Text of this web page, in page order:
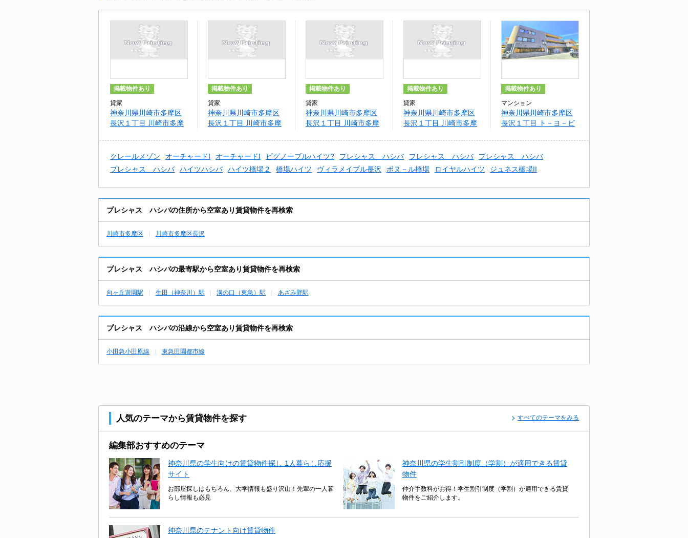
掲載物件あり
貸家
神奈川県川崎市多摩区
長沢１丁目 川崎市多摩
掲載物件あり
貸家
神奈川県川崎市多摩区
長沢１丁目 川崎市多摩
掲載物件あり
貸家
神奈川県川崎市多摩区
長沢１丁目 川崎市多摩
掲載物件あり
貸家
神奈川県川崎市多摩区
長沢１丁目 川崎市多摩
掲載物件あり
マンション
神奈川県川崎市多摩区
長沢１丁目 ト－ヨ－ビ
クレールメゾン オーチャードI オーチャードI ビグノーブルハイツ? プレシャス ハシバ プレシャス ハシバ
プレシャス ハシバ
プレシャス ハシバ
ハイツハシバ ハイツ橋場２ 橋場ハイツ ヴィラメイプル長沢 ボヌ－ル橋場 ロイヤルハイツ ジュネス橋場II
プレシャス ハシバの住所から空室あり賃貸物件を再検索
川崎市多摩区 川崎市多摩区長沢
プレシャス ハシバの最寄駅から空室あり賃貸物件を再検索
向ヶ丘遊園駅 生田（神奈川）駅 溝の口（東急）駅 あざみ野駅
プレシャス ハシバの沿線から空室あり賃貸物件を再検索
小田急小田原線 東急田園都市線
人気のテーマから賃貸物件を探す すべてのテーマをみる
編集部おすすめのテーマ
神奈川県の学生向けの賃貸物件探し 1人暮らし応援
サイト
お部屋探しはもちろん、大学情報も盛り沢山！先輩の一人暮
らし情報も必見
神奈川県の学生割引制度（学割）が適用できる賃貸
物件
仲介手数料がお得！学生割引制度（学割）が適用できる賃貸
物件をご紹介します。
神奈川県のテナント向け賃貸物件